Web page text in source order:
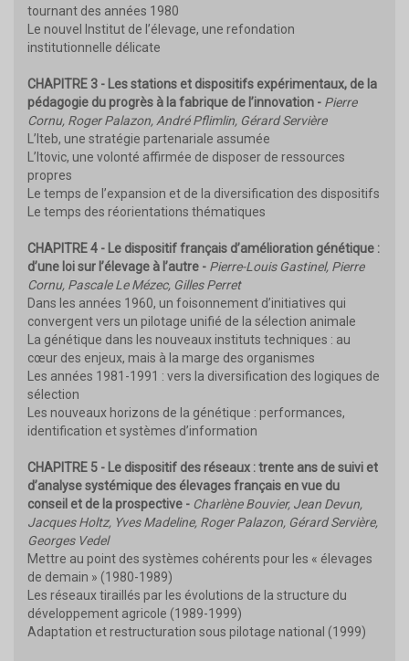
tournant des années 1980
Le nouvel Institut de l’élevage, une refondation
institutionnelle délicate
CHAPITRE 3 - Les stations et dispositifs expérimentaux, de la
pédagogie du progrès à la fabrique de l’innovation - Pierre
Cornu, Roger Palazon, André Pflimlin, Gérard Servière
L’Iteb, une stratégie partenariale assumée
L’Itovic, une volonté affirmée de disposer de ressources
propres
Le temps de l’expansion et de la diversification des dispositifs
Le temps des réorientations thématiques
CHAPITRE 4 - Le dispositif français d’amélioration génétique :
d’une loi sur l’élevage à l’autre - Pierre-Louis Gastinel, Pierre
Cornu, Pascale Le Mézec, Gilles Perret
Dans les années 1960, un foisonnement d’initiatives qui
convergent vers un pilotage unifié de la sélection animale
La génétique dans les nouveaux instituts techniques : au
cœur des enjeux, mais à la marge des organismes
Les années 1981-1991 : vers la diversification des logiques de
sélection
Les nouveaux horizons de la génétique : performances,
identification et systèmes d’information
CHAPITRE 5 - Le dispositif des réseaux : trente ans de suivi et
d’analyse systémique des élevages français en vue du
conseil et de la prospective - Charlène Bouvier, Jean Devun,
Jacques Holtz, Yves Madeline, Roger Palazon, Gérard Servière,
Georges Vedel
Mettre au point des systèmes cohérents pour les « élevages
de demain » (1980-1989)
Les réseaux tiraillés par les évolutions de la structure du
développement agricole (1989-1999)
Adaptation et restructuration sous pilotage national (1999)